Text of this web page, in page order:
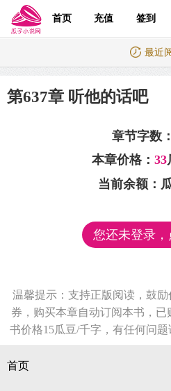
首页 充值 签到
最近
第637章 听他的话吧
章节字数：
本章价格： 33
当前余额：
您还未登录
温馨提示：支持正版阅读，鼓励
券，购买本章自动订阅本书，
书价格15瓜豆/千字，有任何问题
首页